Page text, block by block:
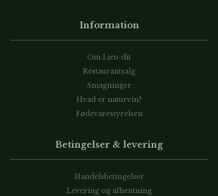
Information
Om Lieu-dit
Restaurantsalg
Smagninger
Hvad er naturvin?
Fødevarestyrelsen
Betingelser & levering
Handelsbetingelser
Levering og afhentning